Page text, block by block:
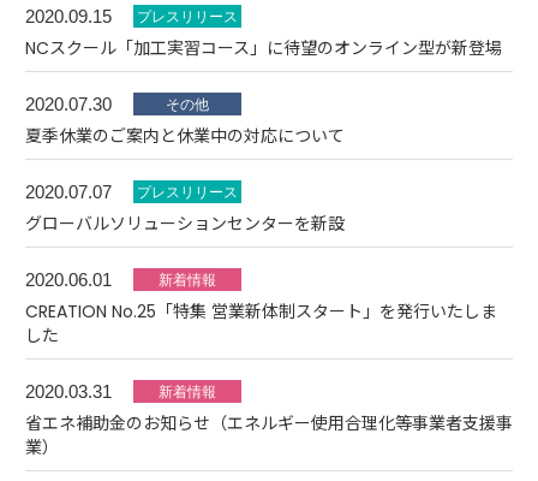
2020.09.15
NCスクール「加工実習コース」に待望のオンライン型が新登場
2020.07.30
夏季休業のご案内と休業中の対応について
2020.07.07
グローバルソリューションセンターを新設
2020.06.01
CREATION No.25「特集 営業新体制スタート」を発行いたしま
した
2020.03.31
省エネ補助金のお知らせ（エネルギー使用合理化等事業者支援事
業）